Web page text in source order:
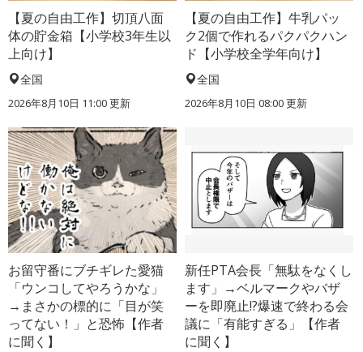
【夏の自由工作】切頂八面
体の貯金箱【小学校3年生以
上向け】
全国
2026年8月10日 11:00更新
【夏の自由工作】牛乳パッ
ク2個で作れるパクパクハン
ド【小学校全学年向け】
全国
2026年8月10日 08:00更新
お留守番にブチギレた愛猫
「ウンコしてやろうかな」
→まさかの標的に「目が笑
ってない！」と恐怖【作者
に聞く】
新任PTA会長「無駄をなくし
ます」→ベルマークやバザ
ーを即廃止!?爆速で終わる会
議に「有能すぎる」【作者
に聞く】